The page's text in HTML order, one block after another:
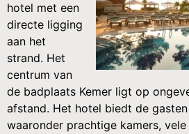
hotel met een
directe ligging
aan het
strand. Het
centrum van
de badplaats Kemer ligt op
afstand. Het hotel biedt de
waaronder prachtige kamers,